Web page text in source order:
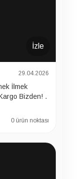
İzle
29.04.2026
Bizden! .
0 ürün noktası